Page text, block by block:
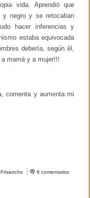
vida. Aprendió que
y negro y se retocaban
hacer inferencias y
estaba equivocada
debería, según él,
a mamá y a mujer!!!
comenta y aumenta mi
6 comentarios